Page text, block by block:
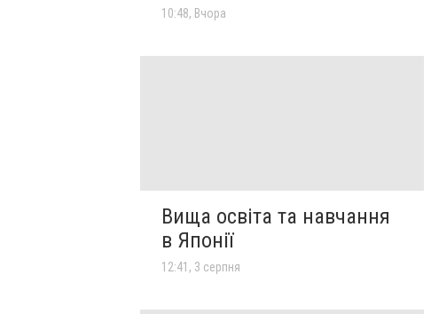
10:48, Вчора
Вища освіта та навчання
в Японії
12:41, 3 серпня